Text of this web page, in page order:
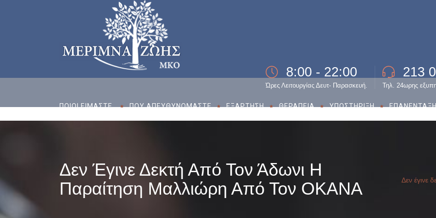
8:00 - 22:00
Ώρες Λειτουργίας Δευτ- Παρασκευή.
213
Τηλ. 24ωρης
ΠΟΙΟΙ ΕΙΜΑΣΤE ΠΟΥ ΑΠΕΥΘΥΝΟΜΑΣΤΕ ΕΞΑΡΤΗΣΗ ΘΕΡΑΠΕΙΑ ΥΠΟΣΤΗΡΙΞΗ
Δεν Έγινε Δεκτή Από Τον Άδωνι Η
Παραίτηση Μαλλιώρη Από Τον ΟΚΑΝΑ
Δεν έγινε